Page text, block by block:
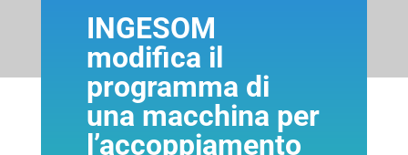
INGESOM
modifica il
programma di
una macchina per
l’accoppiamento